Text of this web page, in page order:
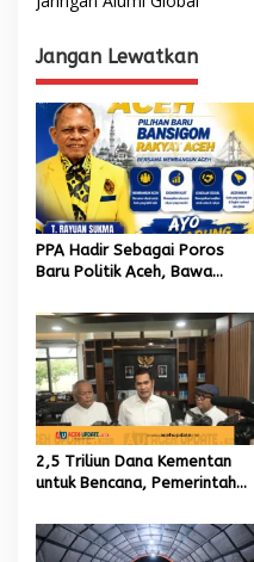
v
i
g
a
s
i
p
o
s
Jangan Lewatkan
PPA Hadir Sebagai Poros
Baru Politik Aceh, Bawa
Internasional untuk Kemajuan
Daerah
2,5 Triliun Dana Kementan
untuk Bencana, Pemerintah